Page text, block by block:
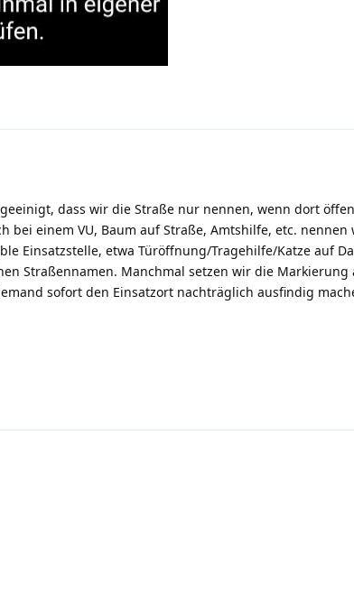
dass wir die Straße nur nennen, wenn dort
bei einem VU, Baum auf Straße, Amtshilfe, etc. nennen
Einsatzstelle, etwa Türöffnung/Tragehilfe/Katze auf
Straßennamen. Manchmal setzen wir die Markierung
sofort den Einsatzort nachträglich ausfindig